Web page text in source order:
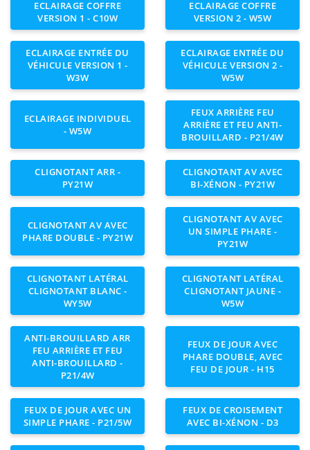
ECLAIRAGE COFFRE
VERSION 1 - C10W
ECLAIRAGE COFFRE
VERSION 2 - W5W
ECLAIRAGE ENTRÉE DU
VÉHICULE VERSION 1 -
W3W
ECLAIRAGE ENTRÉE DU
VÉHICULE VERSION 2 -
W5W
ECLAIRAGE INDIVIDUEL
- W5W
FEUX ARRIÈRE FEU
ARRIÈRE ET FEU ANTI-
BROUILLARD - P21/4W
CLIGNOTANT ARR -
PY21W
CLIGNOTANT AV AVEC
BI-XÉNON - PY21W
CLIGNOTANT AV AVEC
PHARE DOUBLE - PY21W
CLIGNOTANT AV AVEC
UN SIMPLE PHARE -
PY21W
CLIGNOTANT LATÉRAL
CLIGNOTANT BLANC -
WY5W
CLIGNOTANT LATÉRAL
CLIGNOTANT JAUNE -
W5W
ANTI-BROUILLARD ARR
FEU ARRIÈRE ET FEU
ANTI-BROUILLARD -
P21/4W
FEUX DE JOUR AVEC
PHARE DOUBLE, AVEC
FEU DE JOUR - H15
FEUX DE JOUR AVEC UN
SIMPLE PHARE - P21/5W
FEUX DE CROISEMENT
AVEC BI-XÉNON - D3